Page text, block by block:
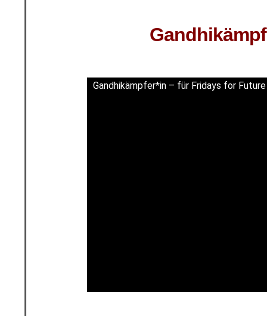
Gandhikämpfer*in – für Fridays for Future